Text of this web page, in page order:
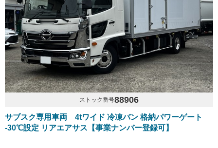
ストック番号88906
サブスク専用車両 4tワイド 冷凍バン 格納パワーゲート
-30℃設定 リアエアサス【事業ナンバー登録可】